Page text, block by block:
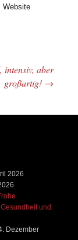
Website
intensiv, aber
großartig! →
2026
und
Dezember